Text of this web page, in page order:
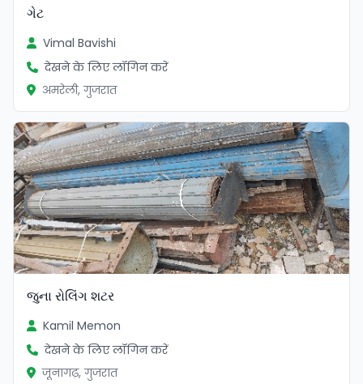
ગેટ
Vimal Bavishi
देखने के लिए लॉगिन करें
अमरेली, गुजरात
જુના રોલિંગ શટર
Kamil Memon
देखने के लिए लॉगिन करें
जूनागढ़, गुजरात